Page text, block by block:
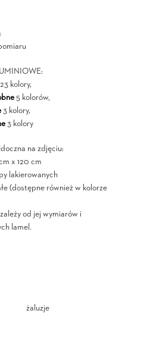
kolory,
5 kolorów,
3 kolory,
3 kolory
na zdjęciu:
x 120 cm
lakierowanych
(dostępne również w kolorze
od jej wymiarów i
lamel.